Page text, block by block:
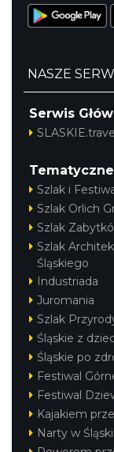
NASZE
Serwis
Tematyczne
Szlak i
Szlak Orlich
Szlak
Szlak
Śląskiego
Industriada
Juromania
Szlak
Śląskie z
Śląskie po
Festiwal
Festiwal
Kajakiem
Narty w